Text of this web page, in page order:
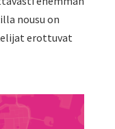
nousu on
erottuvat